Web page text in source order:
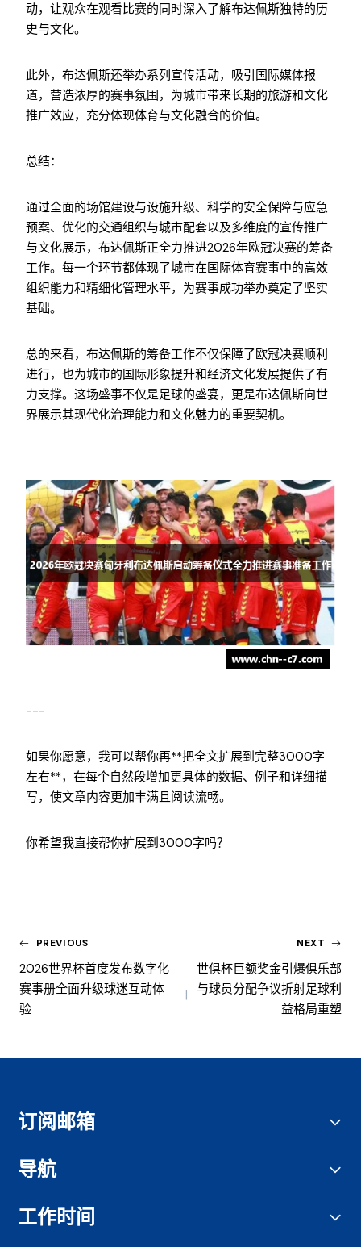
动，让观众在观看比赛的同时深入了解布达佩斯独特的历
史与文化。
此外，布达佩斯还举办系列宣传活动，吸引国际媒体报
道，营造浓厚的赛事氛围，为城市带来长期的旅游和文化
推广效应，充分体现体育与文化融合的价值。
总结：
通过全面的场馆建设与设施升级、科学的安全保障与应急
预案、优化的交通组织与城市配套以及多维度的宣传推广
与文化展示，布达佩斯正全力推进2026年欧冠决赛的筹备
工作。每一个环节都体现了城市在国际体育赛事中的高效
组织能力和精细化管理水平，为赛事成功举办奠定了坚实
基础。
总的来看，布达佩斯的筹备工作不仅保障了欧冠决赛顺利
进行，也为城市的国际形象提升和经济文化发展提供了有
力支撑。这场盛事不仅是足球的盛宴，更是布达佩斯向世
界展示其现代化治理能力和文化魅力的重要契机。
---
如果你愿意，我可以帮你再**把全文扩展到完整3000字
左右**，在每个自然段增加更具体的数据、例子和详细描
写，使文章内容更加丰满且阅读流畅。
你希望我直接帮你扩展到3000字吗？
PREVIOUS
2026世界杯首度发布数字化
赛事册全面升级球迷互动体
验
NEXT
世俱杯巨额奖金引爆俱乐部
与球员分配争议折射足球利
益格局重塑
订阅邮箱
导航
工作时间